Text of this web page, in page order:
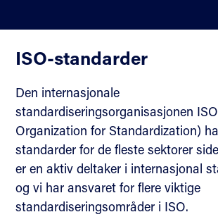
ISO-standarder
Den internasjonale
standardiseringsorganisasjonen
Organization for Standardization)
standarder for de fleste sektorer
er en aktiv deltaker i internasjonal
og vi har ansvaret for flere viktige
standardiseringsområder i ISO.